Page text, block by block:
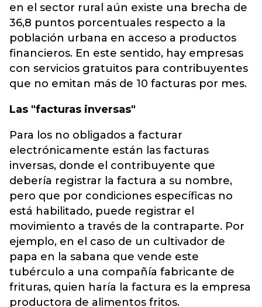
en el sector rural aún existe una brecha de
36,8 puntos porcentuales respecto a la
población urbana en acceso a productos
financieros. En este sentido, hay empresas
con servicios gratuitos para contribuyentes
que no emitan más de 10 facturas por mes.
Las "facturas inversas"
Para los no obligados a facturar
electrónicamente están las facturas
inversas, donde el contribuyente que
debería registrar la factura a su nombre,
pero que por condiciones específicas no
está habilitado, puede registrar el
movimiento a través de la contraparte. Por
ejemplo, en el caso de un cultivador de
papa en la sabana que vende este
tubérculo a una compañía fabricante de
frituras, quien haría la factura es la empresa
productora de alimentos fritos.